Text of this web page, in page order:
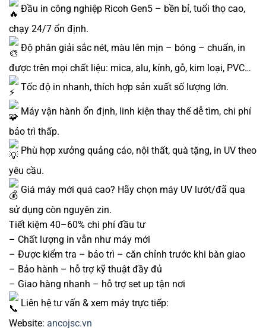
Đầu in công nghiệp Ricoh Gen5 – bền bỉ, tuổi thọ cao,
chạy 24/7 ổn định.
Độ phân giải sắc nét, màu lên mịn – bóng – chuẩn, in
được trên mọi chất liệu: mica, alu, kính, gỗ, kim loại, PVC…
Tốc độ in nhanh, thích hợp sản xuất số lượng lớn.
Máy vận hành ổn định, linh kiện thay thế dễ tìm, chi phí
bảo trì thấp.
Phù hợp xưởng quảng cáo, nội thất, quà tặng, in UV theo
yêu cầu.
Giá máy mới quá cao? Hãy chọn máy UV lướt/đã qua
sử dụng còn nguyên zin.
Tiết kiệm 40–60% chi phí đầu tư
– Chất lượng in vẫn như máy mới
– Được kiểm tra – bảo trì – căn chỉnh trước khi bàn giao
– Bảo hành – hỗ trợ kỹ thuật đầy đủ
– Giao hàng nhanh – hỗ trợ set up tận nơi
Liên hệ tư vấn & xem máy trực tiếp:
Website: ancojsc.vn